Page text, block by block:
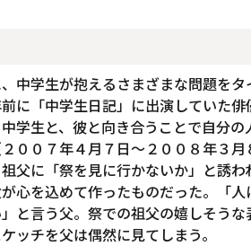
中学生が抱えるさまざまな問題を
に「中学生日記」に出演していた
学生と、彼と向き合うことで自分
００７年４月７日～２００８年３
父に「祭を見に行かないか」と誘
心を込めて作ったものだった。「
と言う父。祭での祖父の嬉しそう
ッチを父は偶然に見てしまう。